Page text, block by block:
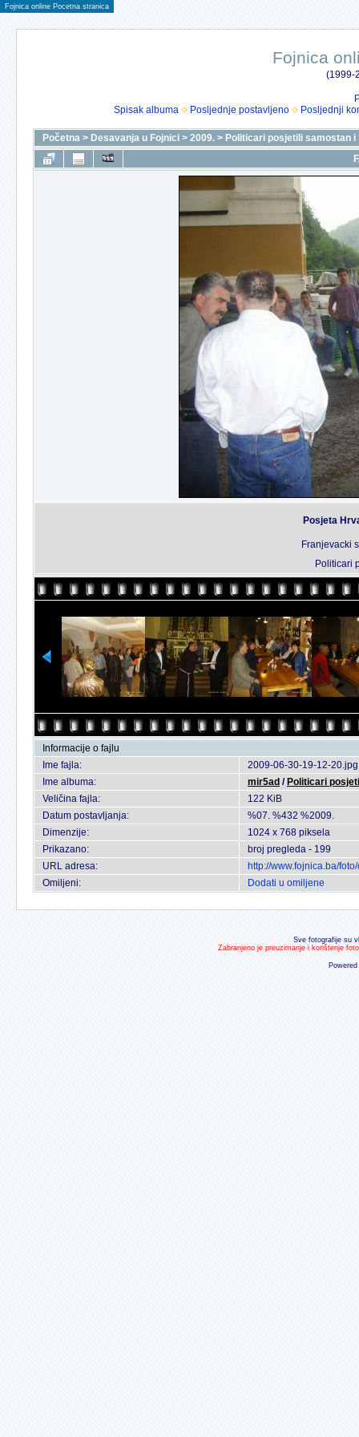
Fojnica online Pocetna stranica
Fojnica
(1999-
Spisak albuma
Posljednje postavljeno Posljednji
Početna > Desavanja u Fojnici > 2009. > Politicari posjetili samostan
Posjeta
Franjevacki
Politicari
Informacije o fajlu
Ime fajla:
2009-06-30-19-12-20.jpg
Ime albuma:
mir5ad / Politicari
Veličina fajla:
122 KiB
Datum postavljanja:
%07. %432 %2009.
Dimenzije:
1024 x 768 piksela
Prikazano:
broj pregleda - 199
URL adresa:
http://www.fojnica.ba/
Omiljeni:
Dodati u omiljene
Sve fotografije su
Zabranjeno je preuzimanje i korištenje